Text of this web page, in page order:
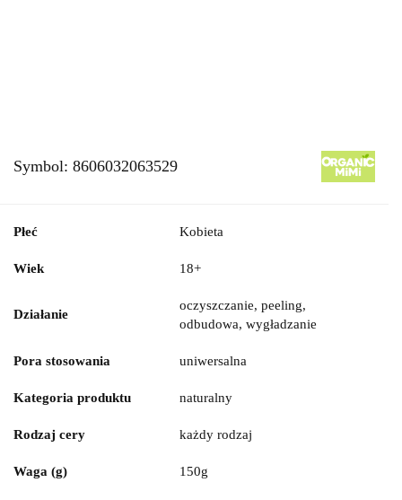
Symbol: 8606032063529
Płeć Kobieta
Wiek 18+
Działanie
oczyszczanie, peeling,
odbudowa, wygładzanie
Pora stosowania uniwersalna
Kategoria produktu naturalny
Rodzaj cery każdy rodzaj
Waga (g) 150g